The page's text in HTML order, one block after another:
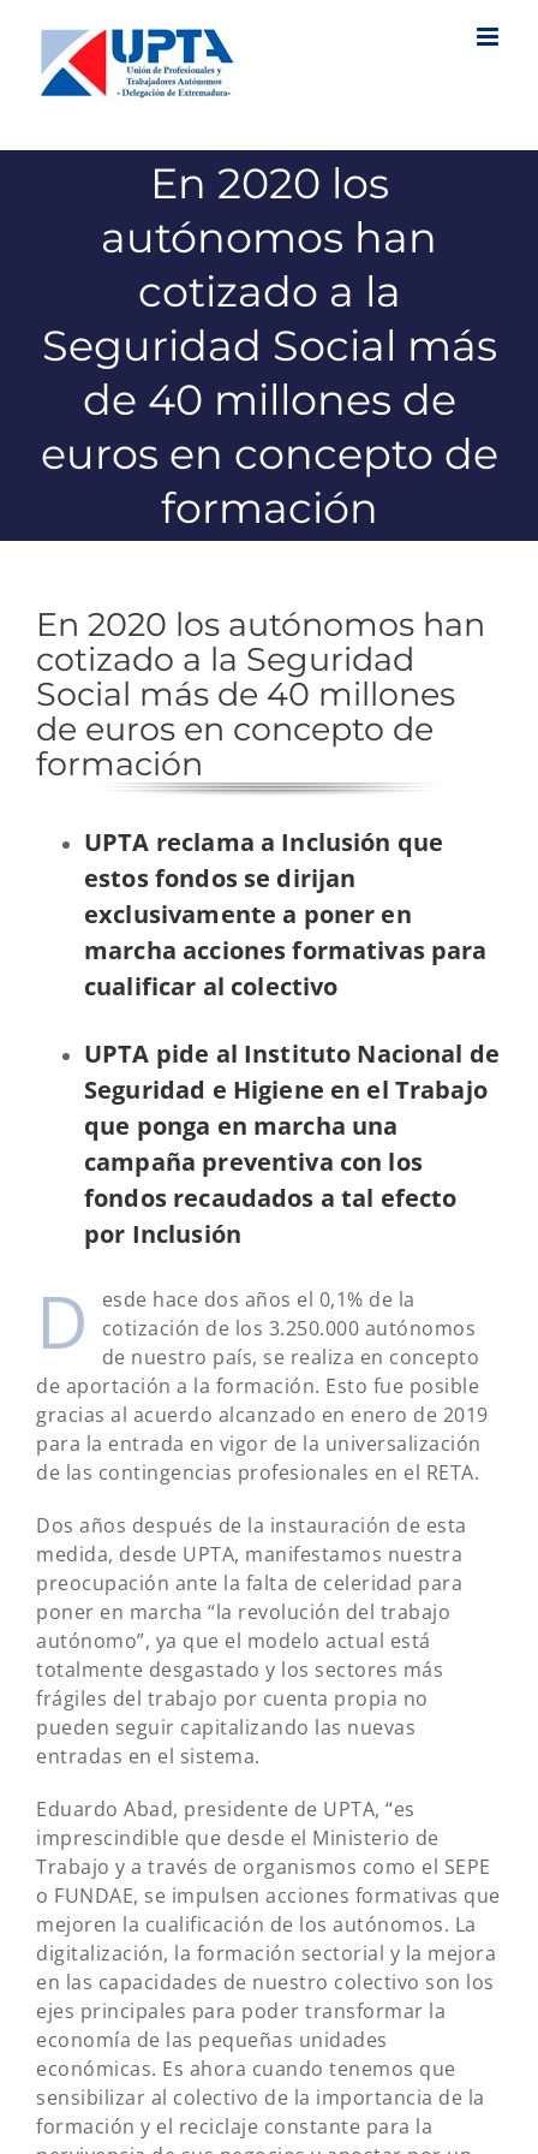
contenido
En 2020 los
autónomos han
cotizado a la
Seguridad Social más
de 40 millones de
euros en concepto de
formación
En 2020 los autónomos han
cotizado a la Seguridad
Social más de 40 millones
de euros en concepto de
formación
UPTA reclama a Inclusión que
estos fondos se dirijan
exclusivamente a poner en
marcha acciones formativas para
cualificar al colectivo
UPTA pide al Instituto Nacional de
Seguridad e Higiene en el Trabajo
que ponga en marcha una
campaña preventiva con los
fondos recaudados a tal efecto
por Inclusión
D
esde hace dos años el 0,1% de la
cotización de los 3.250.000 autónomos
de nuestro país, se realiza en concepto
de aportación a la formación. Esto fue posible
gracias al acuerdo alcanzado en enero de 2019
para la entrada en vigor de la universalización
de las contingencias profesionales en el RETA.
Dos años después de la instauración de esta
medida, desde UPTA, manifestamos nuestra
preocupación ante la falta de celeridad para
poner en marcha “la revolución del trabajo
autónomo”, ya que el modelo actual está
totalmente desgastado y los sectores más
frágiles del trabajo por cuenta propia no
pueden seguir capitalizando las nuevas
entradas en el sistema.
Eduardo Abad, presidente de UPTA, “es
imprescindible que desde el Ministerio de
Trabajo y a través de organismos como el SEPE
o FUNDAE, se impulsen acciones formativas que
mejoren la cualificación de los autónomos. La
digitalización, la formación sectorial y la mejora
en las capacidades de nuestro colectivo son los
ejes principales para poder transformar la
economía de las pequeñas unidades
económicas. Es ahora cuando tenemos que
sensibilizar al colectivo de la importancia de la
formación y el reciclaje constante para la